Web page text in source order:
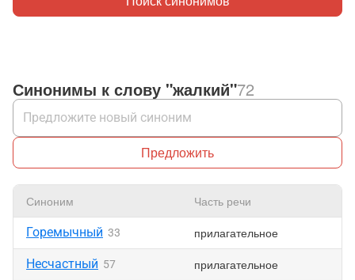
Синонимы к слову "жалкий"72
Предложить
Синоним Часть речи
Горемычный 33 прилагательное
Несчастный 57 прилагательное